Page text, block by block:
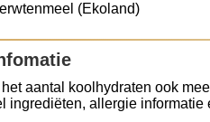
(Ekoland)
aantal koolhydraten ook
ingrediëten, allergie